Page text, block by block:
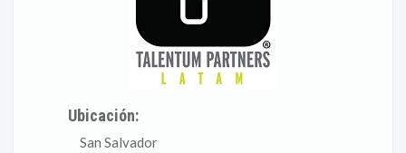
Ubicación:
San Salvador